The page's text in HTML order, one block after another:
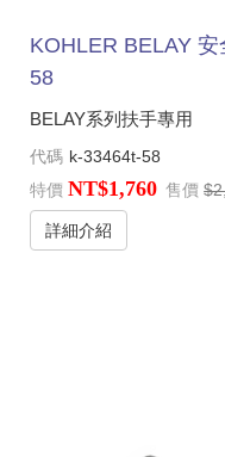
KOHLER BELAY
58
BELAY系列扶手專用
代碼 k-33464t-58
特價 NT$1,760 售價
詳細介紹